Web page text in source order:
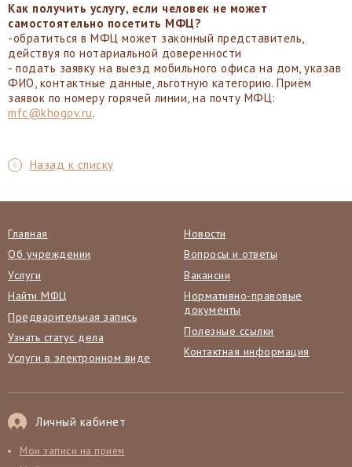
Как получить услугу, если человек не может
самостоятельно посетить МФЦ?
-обратиться в МФЦ может законный представитель,
действуя по нотариальной доверенности
- подать заявку на выезд мобильного офиса на дом, указав
ФИО, контактные данные, льготную категорию. Приём
заявок по номеру горячей линии, на почту МФЦ:
mfc@khogov.ru.
Назад к списку
Главная
Об учреждении
Услуги
Найти МФЦ
Предварительная запись
Узнать статус дела
Услуги в электронном виде
Новости
Вопросы и ответы
Вакансии
Нормативно-правовые
документы
Полезные ссылки
Контактная информация
Личный кабинет
Мои записи на прием